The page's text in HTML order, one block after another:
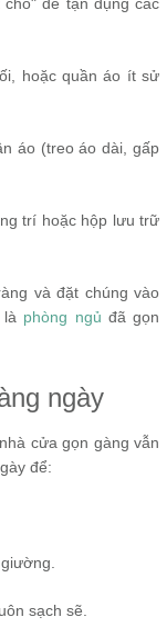
hoặc quần áo ít sử
áo (treo áo dài, gấp
trí hoặc hộp lưu trữ
và đặt chúng vào
phòng ngủ đã gọn
ngày
cửa gọn gàng vẫn
để:
sạch sẽ.